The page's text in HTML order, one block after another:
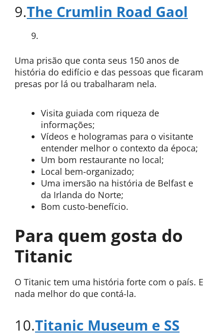
9.The Crumlin Road Gaol
Uma prisão que conta seus 150 anos de
história do edifício e das pessoas que ficaram
presas por lá ou trabalharam nela.
Visita guiada com riqueza de
informações;
Vídeos e hologramas para o visitante
entender melhor o contexto da época;
Um bom restaurante no local;
Local bem-organizado;
Uma imersão na história de Belfast e
da Irlanda do Norte;
Bom custo-benefício.
Para quem gosta do
Titanic
O Titanic tem uma história forte com o país. E
nada melhor do que contá-la.
10.Titanic Museum e SS